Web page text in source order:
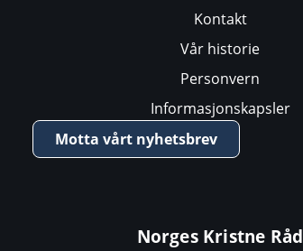
Kontakt
Vår historie
Personvern
Informasjonskapsler
Motta vårt nyhetsbrev
Norges Kristne Råd